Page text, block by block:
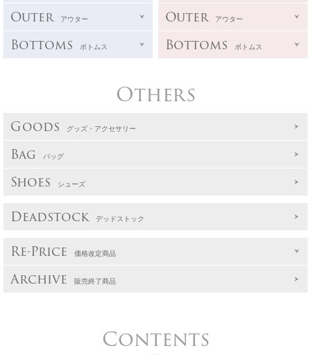
Outer アウター
Bottoms ボトムス
Outer アウター
Bottoms ボトムス
Others
Goods グッズ・アクセサリー
Bag バッグ
Shoes シューズ
Deadstock デッドストック
Re-Price 価格改定商品
Archive 販売終了商品
Contents